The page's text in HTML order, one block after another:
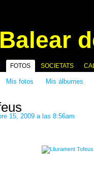
FOTOS SOCIETATS
Mis fotos Mis álbumes
15, 2009 a las 8:56am